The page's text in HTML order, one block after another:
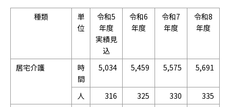
種類
単
位
令和5
年度
実績見
込
令和6
年度
令和7
年度
令和8
年度
居宅介護
時
間
5,034 5,459 5,575 5,691
人 316 325 330
335